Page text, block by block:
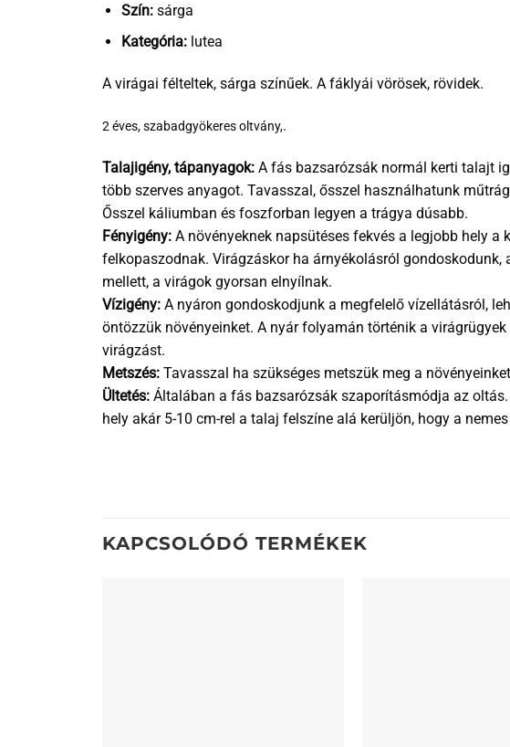
Szín: sárga
Kategória: lutea
A virágai félteltek, sárga színűek. A fáklyái vörösek, rövidek.
2 éves, szabadgyökeres oltvány,.
Talajigény, tápanyagok: A fás bazsarózsák normál kerti talajt
több szerves anyagot. Tavasszal, ősszel használhatunk
Ősszel káliumban és foszforban legyen a trágya dúsabb.
Fényigény: A növényeknek napsütéses fekvés a legjobb hely
felkopaszodnak. Virágzáskor ha árnyékolásról
mellett, a virágok gyorsan elnyílnak.
Vízigény: A nyáron gondoskodjunk a megfelelő vízellátásról,
öntözzük növényeinket. A nyár folyamán történik a
virágzást.
Metszés: Tavasszal ha szükséges metszük meg a
Ültetés: Általában a fás bazsarózsák szaporításmódja az
hely akár 5-10 cm-rel a talaj felszíne alá kerüljön, hogy a
KAPCSOLÓDÓ TERMÉKEK